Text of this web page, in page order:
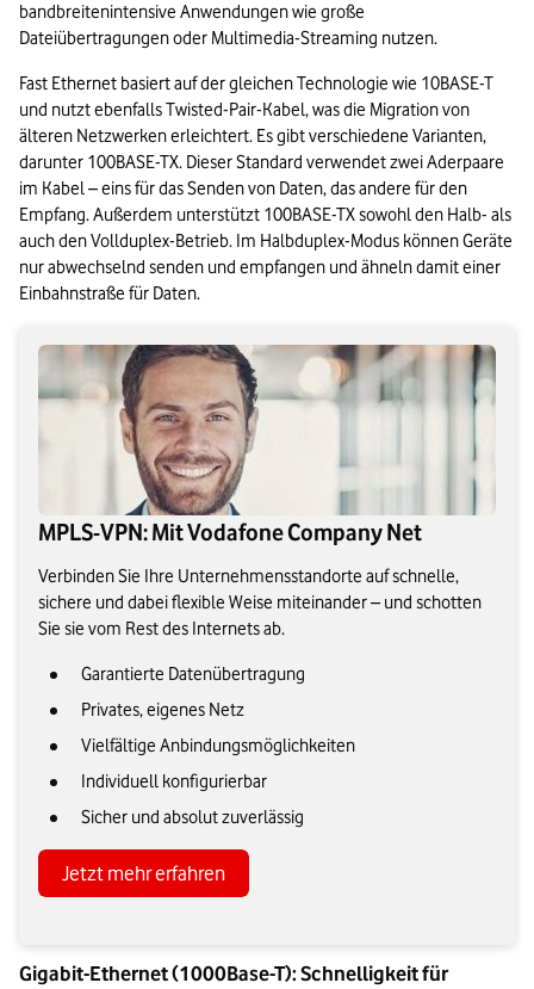
bandbreitenintensive Anwendungen wie große
Dateiübertragungen oder Multimedia-Streaming nutzen.
Fast Ethernet basiert auf der gleichen Technologie wie 10BASE-T
und nutzt ebenfalls Twisted-Pair-Kabel, was die Migration von
älteren Netzwerken erleichtert. Es gibt verschiedene Varianten,
darunter 100BASE-TX. Dieser Standard verwendet zwei Aderpaare
im Kabel – eins für das Senden von Daten, das andere für den
Empfang. Außerdem unterstützt 100BASE-TX sowohl den Halb- als
auch den Vollduplex-Betrieb. Im Halbduplex-Modus können Geräte
nur abwechselnd senden und empfangen und ähneln damit einer
Einbahnstraße für Daten.
MPLS-VPN: Mit Vodafone Company Net
Verbinden Sie Ihre Unternehmensstandorte auf schnelle,
sichere und dabei flexible Weise miteinander – und schotten
Sie sie vom Rest des Internets ab.
Garantierte Datenübertragung
Privates, eigenes Netz
Vielfältige Anbindungsmöglichkeiten
Individuell konfigurierbar
Sicher und absolut zuverlässig
Jetzt mehr erfahren
Gigabit-Ethernet (1000Base-T): Schnelligkeit für